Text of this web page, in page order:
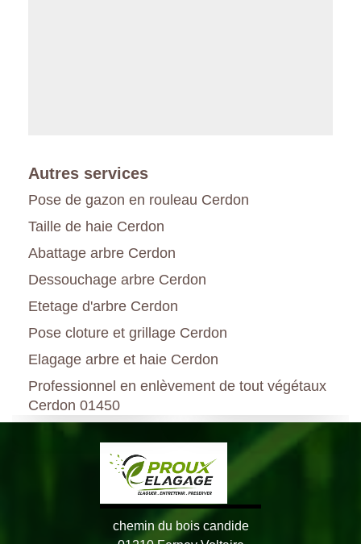
Autres services
Pose de gazon en rouleau Cerdon
Taille de haie Cerdon
Abattage arbre Cerdon
Dessouchage arbre Cerdon
Etetage d'arbre Cerdon
Pose cloture et grillage Cerdon
Elagage arbre et haie Cerdon
Professionnel en enlèvement de tout végétaux
Cerdon 01450
chemin du bois candide